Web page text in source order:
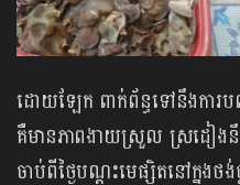
ដោយឡែក ពាក់ព័ន្ធទៅនឹងការប
គឺមានភាពងាយស្រួល ស្រដៀង
ចាប់ពីថ្ងៃបណ្តុះមេផ្សិតនៅក្នុង